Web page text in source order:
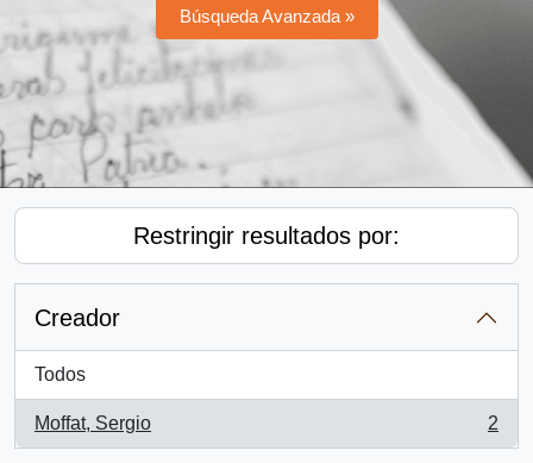
Búsqueda Avanzada »
Restringir resultados por:
Creador
Todos
Moffat, Sergio
, 2 resultados
2